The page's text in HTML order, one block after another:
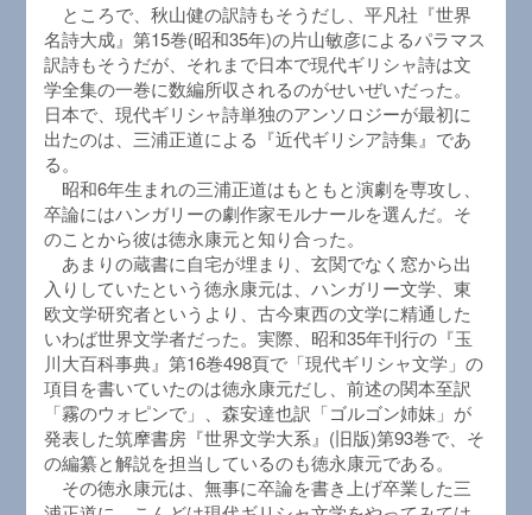
ところで、秋山健の訳詩もそうだし、平凡社『世界
名詩大成』第15巻(昭和35年)の片山敏彦によるパラマス
訳詩もそうだが、それまで日本で現代ギリシャ詩は文
学全集の一巻に数編所収されるのがせいぜいだった。
日本で、現代ギリシャ詩単独のアンソロジーが最初に
出たのは、三浦正道による『近代ギリシア詩集』であ
る。
昭和6年生まれの三浦正道はもともと演劇を専攻し、
卒論にはハンガリーの劇作家モルナールを選んだ。そ
のことから彼は徳永康元と知り合った。
あまりの蔵書に自宅が埋まり、玄関でなく窓から出
入りしていたという徳永康元は、ハンガリー文学、東
欧文学研究者というより、古今東西の文学に精通した
いわば世界文学者だった。実際、昭和35年刊行の『玉
川大百科事典』第16巻498頁で「現代ギリシャ文学」の
項目を書いていたのは徳永康元だし、前述の関本至訳
「霧のウォピンで」、森安達也訳「ゴルゴン姉妹」が
発表した筑摩書房『世界文学大系』(旧版)第93巻で、そ
の編纂と解説を担当しているのも徳永康元である。
その徳永康元は、無事に卒論を書き上げ卒業した三